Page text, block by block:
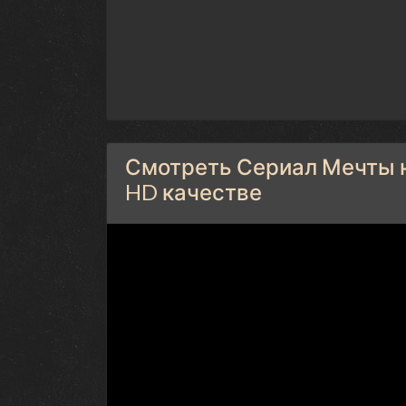
Смотреть Сериал Мечты
HD качестве